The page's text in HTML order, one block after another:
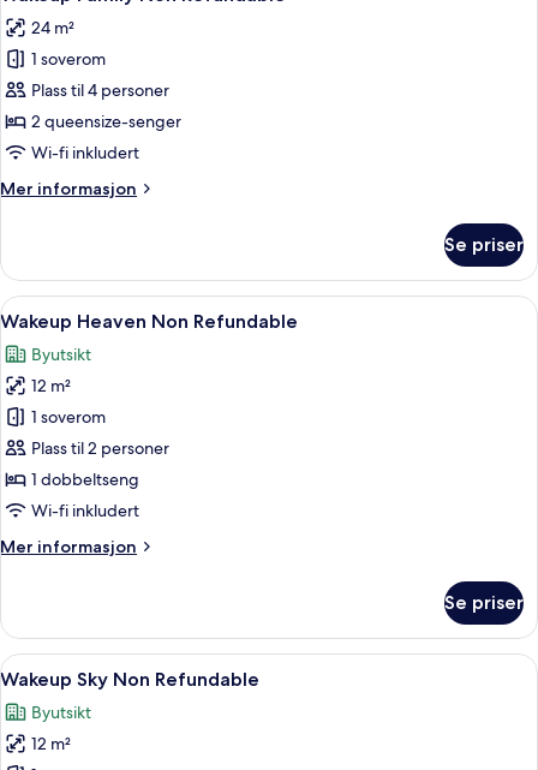
soverom
alle
bildene
av
Wakeup
Family
Non
24 m²
1 soverom
Plass til 4 personer
2 queensize-senger
Wi-fi inkludert
Mer informasjon
Mer
Family
Non
Refundable
Se priser
Åpne
alle
bildene
av
Wakeup
Heaven
Non
Refundable
8
Wakeup Heaven Non Refundable
Byutsikt
12 m²
1 soverom
Plass til 2 personer
1 dobbeltseng
Wi-fi inkludert
Mer informasjon
Mer
Heaven
Non
Refundable
Se priser
Åpne
alle
bildene
av
Allergitestet sengetøy, skrivebord,
8
Wakeup Sky Non Refundable
Byutsikt
12 m²